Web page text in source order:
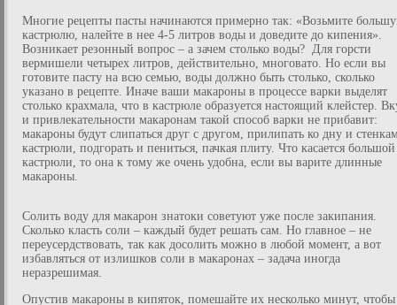
Многие рецепты пасты начинаются примерно так: «Возьмите
кастрюлю, налейте в нее 4-5 литров воды и доведите до кипения».
Возникает резонный вопрос – а зачем столько воды? Для горсти
вермишели четырех литров, действительно, многовато. Но если вы
готовите пасту на всю семью, воды должно быть столько, сколько
указано в рецепте. Иначе ваши макароны в процессе варки выделят
столько крахмала, что в кастрюле образуется настоящий клейстер.
и привлекательности макаронам такой способ варки не прибавит:
макароны будут слипаться друг с другом, прилипать ко дну и
кастрюли, подгорать и пениться, пачкая плиту. Что касается большой
кастрюли, то она к тому же очень удобна, если вы варите длинные
макароны.
Солить воду для макарон знатоки советуют уже после закипания.
Сколько класть соли – каждый будет решать сам. Но главное – не
переусердствовать, так как досолить можно в любой момент, а вот
избавляться от излишков соли в макаронах – задача иногда
неразрешимая.
Опустив макароны в кипяток, помешайте их несколько минут, чтобы